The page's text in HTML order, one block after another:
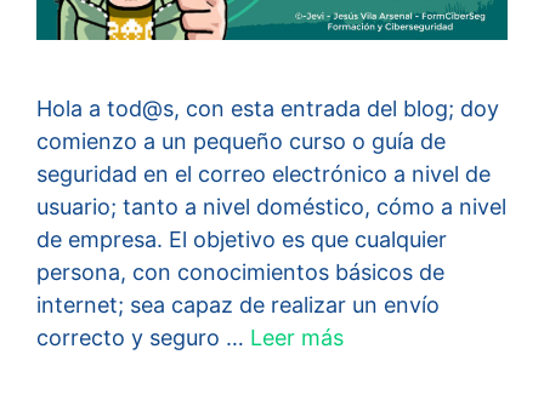
Hola a tod@s, con esta entrada del blog; doy
comienzo a un pequeño curso o guía de
seguridad en el correo electrónico a nivel de
usuario; tanto a nivel doméstico, cómo a nivel
de empresa. El objetivo es que cualquier
persona, con conocimientos básicos de
internet; sea capaz de realizar un envío
correcto y seguro … Leer más